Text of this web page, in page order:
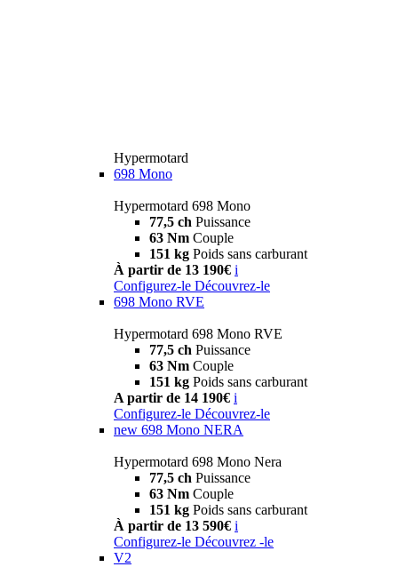
Hypermotard
698 Mono
Hypermotard 698 Mono
77,5 ch Puissance
63 Nm Couple
151 kg Poids sans carburant
À partir de 13 190€ i
Configurez-le Découvrez-le
698 Mono RVE
Hypermotard 698 Mono RVE
77,5 ch Puissance
63 Nm Couple
151 kg Poids sans carburant
A partir de 14 190€ i
Configurez-le Découvrez-le
new 698 Mono NERA
Hypermotard 698 Mono Nera
77,5 ch Puissance
63 Nm Couple
151 kg Poids sans carburant
À partir de 13 590€ i
Configurez-le Découvrez -le
V2